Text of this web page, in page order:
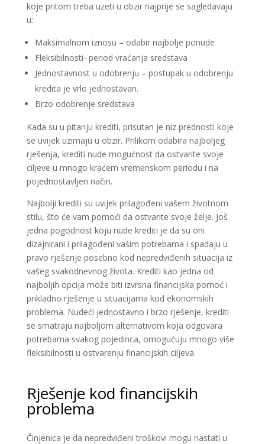
koje pritom treba uzeti u obzir najprije se sagledavaju
u:
Maksimalnom iznosu – odabir najbolje ponude
Fleksibilnosti- period vraćanja sredstava
Jednostavnost u odobrenju – postupak u odobrenju
kredita je vrlo jednostavan.
Brzo odobrenje sredstava
Kada su u pitanju krediti, prisutan je niz prednosti koje
se uvijek uzimaju u obzir. Prilikom odabira najboljeg
rješenja, krediti nude mogućnost da ostvarite svoje
ciljeve u mnogo kraćem vremenskom periodu i na
pojednostavljen način.
Najbolji krediti su uvijek prilagođeni vašem životnom
stilu, što će vam pomoći da ostvarite svoje želje. Još
jedna pogodnost koju nude krediti je da su oni
dizajnirani i prilagođeni vašim potrebama i spadaju u
pravo rješenje posebno kod nepredviđenih situacija iz
vašeg svakodnevnog života. Krediti kao jedna od
najboljih opcija može biti izvrsna financijska pomoć i
prikladno rješenje u situacijama kod ekonomskih
problema. Nudeći jednostavno i brzo rješenje, krediti
se smatraju najboljom alternativom koja odgovara
potrebama svakog pojedinca, omogućuju mnogo više
fleksibilnosti u ostvarenju financijskih ciljeva.
Rješenje kod financijskih
problema
Činjenica je da nepredviđeni troškovi mogu nastati u